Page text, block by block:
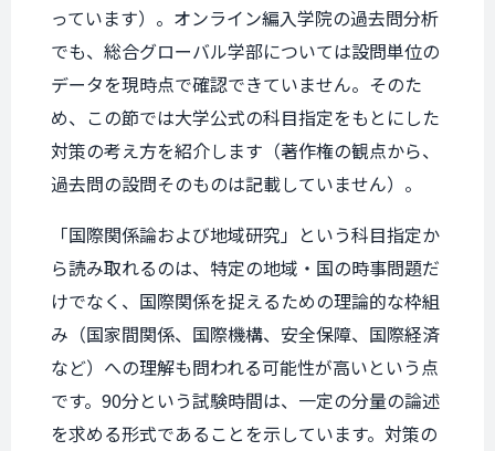
っています）。オンライン編入学院の過去問分析
でも、総合グローバル学部については設問単位の
データを現時点で確認できていません。そのた
め、この節では大学公式の科目指定をもとにした
対策の考え方を紹介します（著作権の観点から、
過去問の設問そのものは記載していません）。
「国際関係論および地域研究」という科目指定か
ら読み取れるのは、特定の地域・国の時事問題だ
けでなく、国際関係を捉えるための理論的な枠組
み（国家間関係、国際機構、安全保障、国際経済
など）への理解も問われる可能性が高いという点
です。90分という試験時間は、一定の分量の論述
を求める形式であることを示しています。対策の